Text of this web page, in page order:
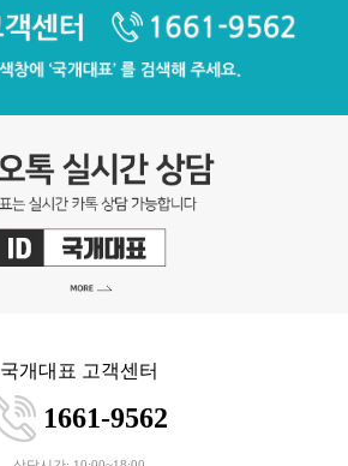
국개대표 고객센터
1661-9562